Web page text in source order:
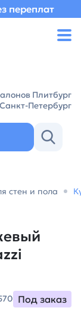
переплат
Плитбург
Санкт-Петербург
стен и пола
Под заказ